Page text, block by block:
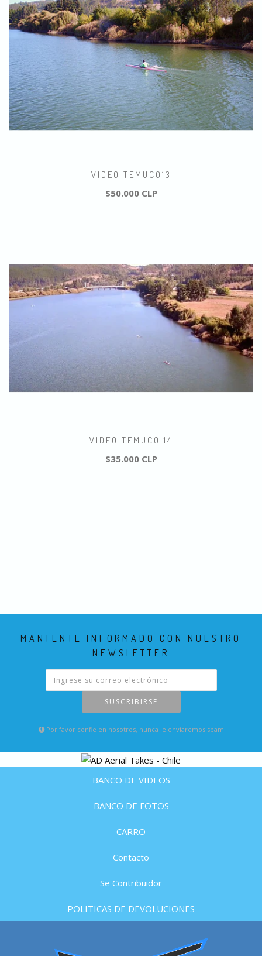
VIDEO TEMUCO13
$50.000 CLP
VIDEO TEMUCO 14
$35.000 CLP
MANTENTE INFORMADO CON NUESTRO
NEWSLETTER
SUSCRIBIRSE
Por favor confie en nosotros, nunca le enviaremos spam
BANCO DE VIDEOS
BANCO DE FOTOS
CARRO
Contacto
Se Contribuidor
POLITICAS DE DEVOLUCIONES